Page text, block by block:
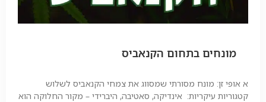
מונחים בתחום הקנאביס
א אופי זן: מונח מסורתי שמסווג את צמחי הקנאביס לשלוש
קטגוריות עיקריות: אינדיקה, סאטיבה, היברידי – מקור החלוקה הוא